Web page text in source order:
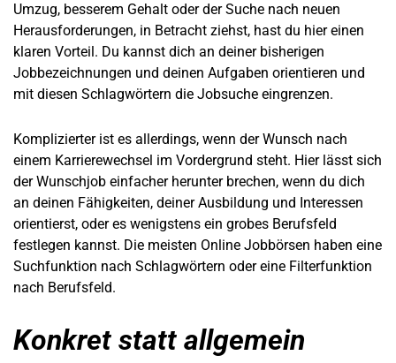
Umzug, besserem Gehalt oder der Suche nach neuen
Herausforderungen, in Betracht ziehst, hast du hier einen
klaren Vorteil. Du kannst dich an deiner bisherigen
Jobbezeichnungen und deinen Aufgaben orientieren und
mit diesen Schlagwörtern die Jobsuche eingrenzen.
Komplizierter ist es allerdings, wenn der Wunsch nach
einem Karrierewechsel im Vordergrund steht. Hier lässt sich
der Wunschjob einfacher herunter brechen, wenn du dich
an deinen Fähigkeiten, deiner Ausbildung und Interessen
orientierst, oder es wenigstens ein grobes Berufsfeld
festlegen kannst. Die meisten Online Jobbörsen haben eine
Suchfunktion nach Schlagwörtern oder eine Filterfunktion
nach Berufsfeld.
Konkret statt allgemein